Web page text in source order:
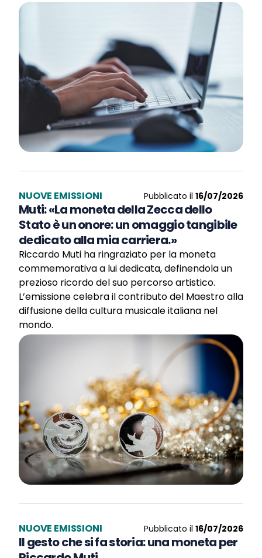
NUOVE EMISSIONI Pubblicato il 16/07/2026
Muti: «La moneta della Zecca dello
Stato è un onore: un omaggio tangibile
dedicato alla mia carriera.»
Riccardo Muti ha ringraziato per la moneta
commemorativa a lui dedicata, definendola un
prezioso ricordo del suo percorso artistico.
L’emissione celebra il contributo del Maestro alla
diffusione della cultura musicale italiana nel
mondo.
NUOVE EMISSIONI Pubblicato il 16/07/2026
Il gesto che si fa storia: una moneta per